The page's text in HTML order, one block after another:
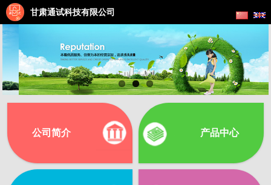
甘肃通试科技有限公司
公司简介 产品中心